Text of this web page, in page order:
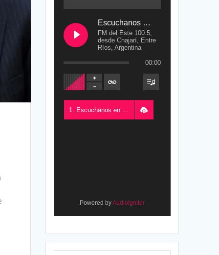
Escuchanos en Vivo
FM del Este 100.5,
desde Chajarí, Entre
Ríos, Argentina
00:00
1. Escuchanos en Vivo - FM del Este 100.5, desde Chajarí, Entre Ríos, Argentina
Powered byAudioIgniter